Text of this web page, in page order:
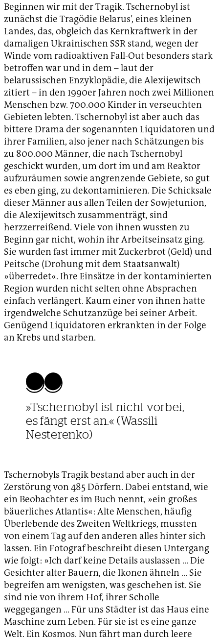
Beginnen wir mit der Tragik. Tschernobyl ist
zunächst die Tragödie Belarus’, eines kleinen
Landes, das, obgleich das Kernkraftwerk in der
damaligen Ukrainischen SSR stand, wegen der
Winde vom radioaktiven Fall-Out besonders stark
betroffen war und in dem – laut der
belarussischen Enzyklopädie, die Alexijewitsch
zitiert – in den 1990er Jahren noch zwei Millionen
Menschen bzw. 700.000 Kinder in verseuchten
Gebieten lebten. Tschernobyl ist aber auch das
bittere Drama der sogenannten Liquidatoren und
ihrer Familien, also jener nach Schätzungen bis
zu 800.000 Männer, die nach Tschernobyl
geschickt wurden, um dort im und am Reaktor
aufzuräumen sowie angrenzende Gebiete, so gut
es eben ging, zu dekontaminieren. Die Schicksale
dieser Männer aus allen Teilen der Sowjetunion,
die Alexijewitsch zusammenträgt, sind
herzzerreißend. Viele von ihnen wussten zu
Beginn gar nicht, wohin ihr Arbeitseinsatz ging.
Sie wurden fast immer mit Zuckerbrot (Geld) und
Peitsche (Drohung mit dem Staatsanwalt)
»überredet«. Ihre Einsätze in der kontaminierten
Region wurden nicht selten ohne Absprachen
einfach verlängert. Kaum einer von ihnen hatte
irgendwelche Schutzanzüge bei seiner Arbeit.
Genügend Liquidatoren erkrankten in der Folge
an Krebs und starben.
»Tschernobyl ist nicht vorbei,
es fängt erst an.« (Wassili
Nesterenko)
Tschernobyls Tragik bestand aber auch in der
Zerstörung von 485 Dörfern. Dabei entstand, wie
ein Beobachter es im Buch nennt, »ein großes
bäuerliches Atlantis«: Alte Menschen, häufig
Überlebende des Zweiten Weltkriegs, mussten
von einem Tag auf den anderen alles hinter sich
lassen. Ein Fotograf beschreibt diesen Untergang
wie folgt: »Ich darf keine Details auslassen … Die
Gesichter alter Bauern, die Ikonen ähneln … Sie
begreifen am wenigsten, was geschehen ist. Sie
sind nie von ihrem Hof, ihrer Scholle
weggegangen … Für uns Städter ist das Haus eine
Maschine zum Leben. Für sie ist es eine ganze
Welt. Ein Kosmos. Nun fährt man durch leere